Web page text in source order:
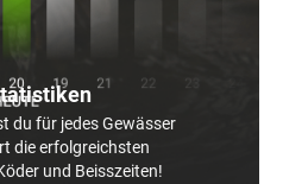
du für jedes Gewässer
die erfolgreichsten
und Beisszeiten!